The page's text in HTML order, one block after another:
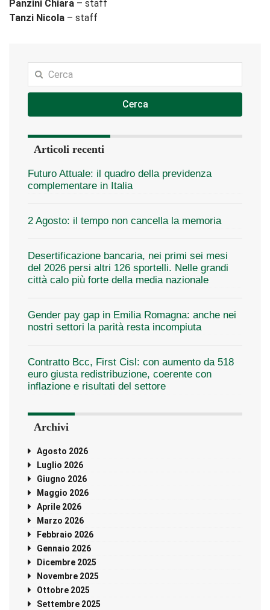
Panzini Chiara – staff
Tanzi Nicola – staff
Cerca
Articoli recenti
Futuro Attuale: il quadro della previdenza
complementare in Italia
2 Agosto: il tempo non cancella la memoria
Desertificazione bancaria, nei primi sei mesi
del 2026 persi altri 126 sportelli. Nelle grandi
città calo più forte della media nazionale
Gender pay gap in Emilia Romagna: anche nei
nostri settori la parità resta incompiuta
Contratto Bcc, First Cisl: con aumento da 518
euro giusta redistribuzione, coerente con
inflazione e risultati del settore
Archivi
Agosto 2026
Luglio 2026
Giugno 2026
Maggio 2026
Aprile 2026
Marzo 2026
Febbraio 2026
Gennaio 2026
Dicembre 2025
Novembre 2025
Ottobre 2025
Settembre 2025